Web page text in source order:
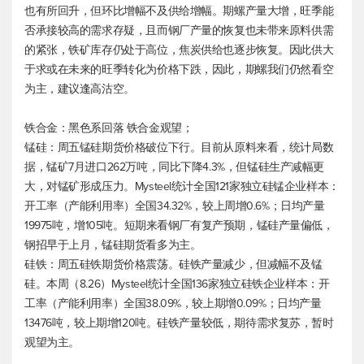
也有所回升，但环比增幅不及供给增幅。期螺产量大增，旺季能
否承接较高的需求存疑，且而钢厂产量的恢复也未带来原料供需
的紧张，铁矿库存仍处于高位，焦炭供给也逐步恢复。因此供大
于求或在未来的旺季转化为价格下跌，因此，期螺我们仍然看空
为主，建议逢高沽空。
铁合金：黑色系回落 铁合金观望；
锰硅：周五锰硅期货价格破位下行。目前从原料来看，统计局数
据，锰矿7月进口262万吨，同比下降4.3%，但锰硅生产减幅更
大，对锰矿形成压力。Mysteel统计全国121家独立硅锰企业样本：
开工率（产能利用率）全国34.32%，较上周增0.6%；日均产量
19975吨，增105吨。短期来看钢厂有复产预期，锰硅产量偏低，
钢招早于上月，锰硅期货看多为主。
硅铁：周五硅铁期货价格震荡。硅铁产量减少，但减幅不及锰
硅。本周（8.26）Mysteel统计全国136家独立硅铁企业样本：开
工率（产能利用率）全国38.09%，较上期增0.09%；日均产量
13476吨，较上期增120吨。硅铁产量较低，期待需求复苏，暂时
观望为主。